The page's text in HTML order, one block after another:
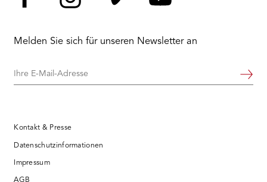
Melden Sie sich für unseren Newsletter an
Ihre
Weiter
Kontakt & Presse
Datenschutzinformationen
Impressum
AGB